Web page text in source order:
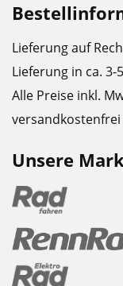
Lieferung auf
Lieferung in ca. 3-
Alle Preise inkl.
Unsere